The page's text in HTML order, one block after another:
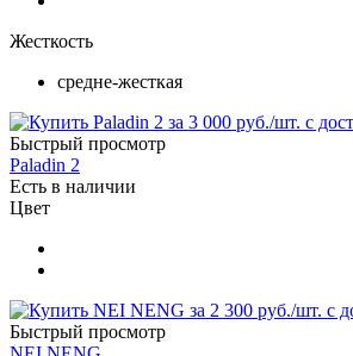
Жесткость
средне-жесткая
Быстрый просмотр
Paladin 2
Есть в наличии
Цвет
Быстрый просмотр